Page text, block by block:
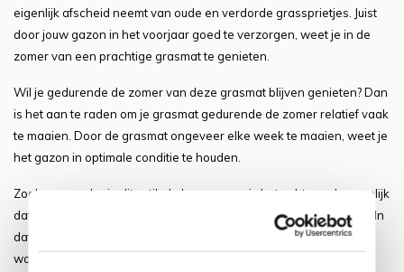
eigenlijk afscheid neemt van oude en verdorde grassprietjes. Juist
door jouw gazon in het voorjaar goed te verzorgen, weet je in de
zomer van een prachtige grasmat te genieten.
Wil je gedurende de zomer van deze grasmat blijven genieten? Dan
is het aan te raden om je grasmat gedurende de zomer relatief vaak
te maaien. Door de grasmat ongeveer elke week te maaien, weet je
het gazon in optimale conditie te houden.
Zoals we eerder in dit artikel al aangaven, is het echter ook mogelijk
dat we in ons land met een flinke droogperiode te maken krijgen. In
dat geval is het aan te raden om jouw gazon nat te sproeien; dit
water hebben de sprietjes immers nodig om door te kunnen